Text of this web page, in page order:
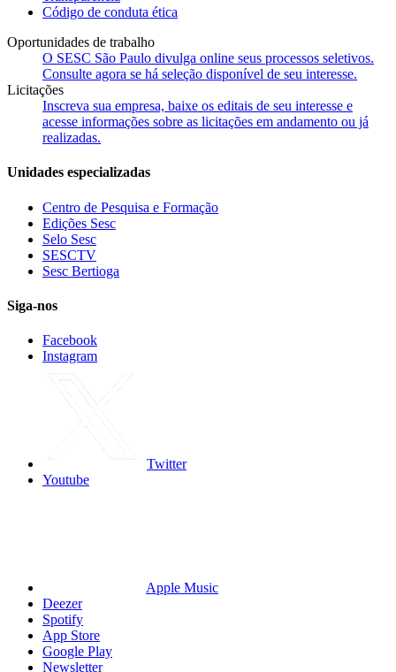
Código de conduta ética
Oportunidades de trabalho
O SESC São Paulo divulga online seus processos seletivos.
Consulte agora se há seleção disponível de seu interesse.
Licitações
Inscreva sua empresa, baixe os editais de seu interesse e
acesse informações sobre as licitações em andamento ou já
realizadas.
Unidades especializadas
Centro de Pesquisa e Formação
Edições Sesc
Selo Sesc
SESCTV
Sesc Bertioga
Siga-nos
Facebook
Instagram
Twitter
Youtube
Apple Music
Deezer
Spotify
App Store
Google Play
Newsletter